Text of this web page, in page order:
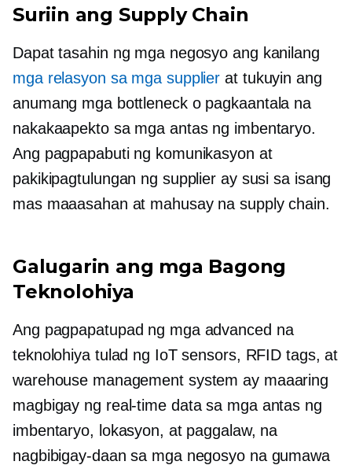
Suriin ang Supply Chain
Dapat tasahin ng mga negosyo ang kanilang
mga relasyon sa mga supplier at tukuyin ang
anumang mga bottleneck o pagkaantala na
nakakaapekto sa mga antas ng imbentaryo.
Ang pagpapabuti ng komunikasyon at
pakikipagtulungan ng supplier ay susi sa isang
mas maaasahan at mahusay na supply chain.
Galugarin ang mga Bagong
Teknolohiya
Ang pagpapatupad ng mga advanced na
teknolohiya tulad ng IoT sensors, RFID tags, at
warehouse management system ay maaaring
magbigay ng real-timedata sa mga antas ng
imbentaryo, lokasyon, at paggalaw, na
nagbibigay-daan sa mga negosyo na gumawa